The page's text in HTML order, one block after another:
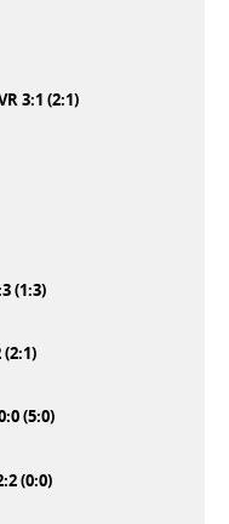
3:1 (2:1)
(1:3)
(5:0)
(0:0)